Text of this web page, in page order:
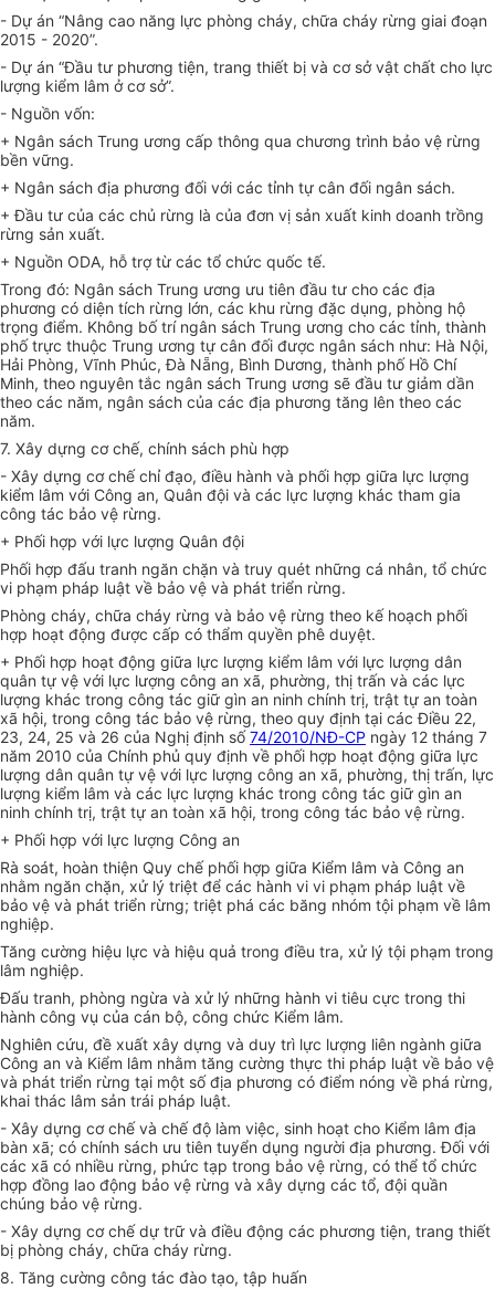
- Dự án “Nâng cao năng lực phòng cháy, chữa cháy rừng giai đoạn
2015 - 2020”.
- Dự án “Đầu tư phương tiện, trang thiết bị và cơ sở vật chất cho lực
lượng kiểm lâm ở cơ sở”.
- Nguồn vốn:
+ Ngân sách Trung ương cấp thông qua chương trình bảo vệ rừng
bền vững.
+ Ngân sách địa phương đối với các tỉnh tự cân đối ngân sách.
+ Đầu tư của các chủ rừng là của đơn vị sản xuất kinh doanh trồng
rừng sản xuất.
+ Nguồn ODA, hỗ trợ từ các tổ chức quốc tế.
Trong đó: Ngân sách Trung ương ưu tiên đầu tư cho các địa
phương có diện tích rừng lớn, các khu rừng đặc dụng, phòng hộ
trọng điểm. Không bố trí ngân sách Trung ương cho các tỉnh, thành
phố trực thuộc Trung ương tự cân đối được ngân sách như: Hà Nội,
Hải Phòng, Vĩnh Phúc, Đà Nẵng, Bình Dương, thành phố Hồ Chí
Minh, theo nguyên tắc ngân sách Trung ương sẽ đầu tư giảm dần
theo các năm, ngân sách của các địa phương tăng lên theo các
năm.
7. Xây dựng cơ chế, chính sách phù hợp
- Xây dựng cơ chế chỉ đạo, điều hành và phối hợp giữa lực lượng
kiểm lâm với Công an, Quân đội và các lực lượng khác tham gia
công tác bảo vệ rừng.
+ Phối hợp với lực lượng Quân đội
Phối hợp đấu tranh ngăn chặn và truy quét những cá nhân, tổ chức
vi phạm pháp luật về bảo vệ và phát triển rừng.
Phòng cháy, chữa cháy rừng và bảo vệ rừng theo kế hoạch phối
hợp hoạt động được cấp có thẩm quyền phê duyệt.
+ Phối hợp hoạt động giữa lực lượng kiểm lâm với lực lượng dân
quân tự vệ với lực lượng công an xã, phường, thị trấn và các lực
lượng khác trong công tác giữ gìn an ninh chính trị, trật tự an toàn
xã hội, trong công tác bảo vệ rừng, theo quy định tại các Điều 22,
23, 24, 25 và 26 của Nghị định số74/2010/NĐ-CP ngày 12 tháng 7
năm 2010 của Chính phủ quy định về phối hợp hoạt động giữa lực
lượng dân quân tự vệ với lực lượng công an xã, phường, thị trấn, lực
lượng kiểm lâm và các lực lượng khác trong công tác giữ gìn an
ninh chính trị, trật tự an toàn xã hội, trong công tác bảo vệ rừng.
+ Phối hợp với lực lượng Công an
Rà soát, hoàn thiện Quy chế phối hợp giữa Kiểm lâm và Công an
nhằm ngăn chặn, xử lý triệt để các hành vi vi phạm pháp luật về
bảo vệ và phát triển rừng; triệt phá các băng nhóm tội phạm về lâm
nghiệp.
Tăng cường hiệu lực và hiệu quả trong điều tra, xử lý tội phạm trong
lâm nghiệp.
Đấu tranh, phòng ngừa và xử lý những hành vi tiêu cực trong thi
hành công vụ của cán bộ, công chức Kiểm lâm.
Nghiên cứu, đề xuất xây dựng và duy trì lực lượng liên ngành giữa
Công an và Kiểm lâm nhằm tăng cường thực thi pháp luật về bảo vệ
và phát triển rừng tại một số địa phương có điểm nóng về phá rừng,
khai thác lâm sản trái pháp luật.
- Xây dựng cơ chế và chế độ làm việc, sinh hoạt cho Kiểm lâm địa
bàn xã; có chính sách ưu tiên tuyển dụng người địa phương. Đối với
các xã có nhiều rừng, phức tạp trong bảo vệ rừng, có thể tổ chức
hợp đồng lao động bảo vệ rừng và xây dựng các tổ, đội quần
chúng bảo vệ rừng.
- Xây dựng cơ chế dự trữ và điều động các phương tiện, trang thiết
bị phòng cháy, chữa cháy rừng.
8. Tăng cường công tác đào tạo, tập huấn